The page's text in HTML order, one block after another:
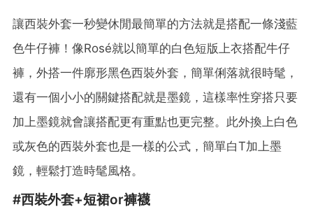
讓西裝外套一秒變休閒最簡單的方法就是搭配一條淺藍
色牛仔褲！像Rosé就以簡單的白色短版上衣搭配牛仔
褲，外搭一件廓形黑色西裝外套，簡單俐落就很時髦，
還有一個小小的關鍵搭配就是墨鏡，這樣率性穿搭只要
加上墨鏡就會讓搭配更有重點也更完整。此外換上白色
或灰色的西裝外套也是一樣的公式，簡單白T加上墨
鏡，輕鬆打造時髦風格。
#西裝外套+短裙or褲襪